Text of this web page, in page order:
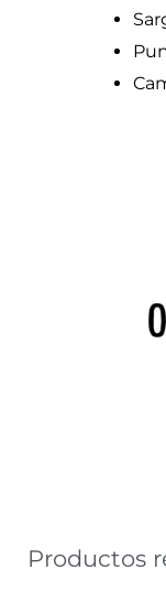
Productos